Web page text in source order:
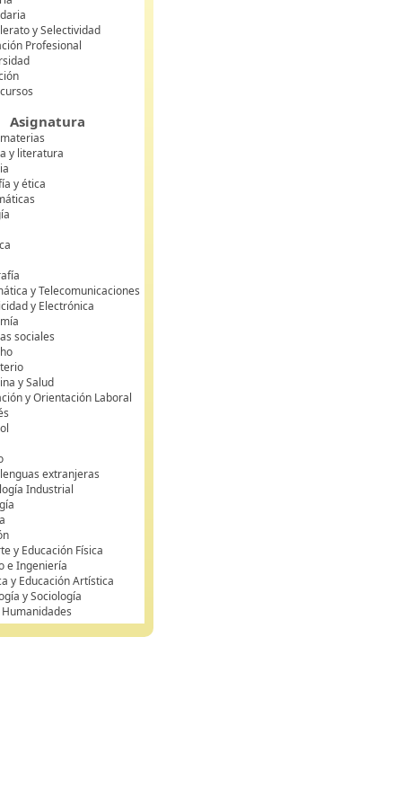
y Selectividad
Profesional
Asignatura
y literatura
y ética
y Telecomunicaciones
y Electrónica
sociales
y Salud
y Orientación Laboral
extranjeras
Industrial
y Educación Física
e Ingeniería
y Educación Artística
y Sociología